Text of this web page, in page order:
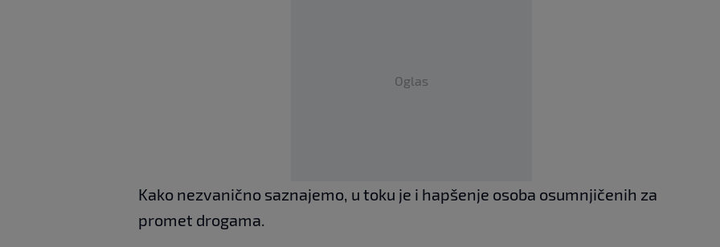
Oglas
Kako nezvanično saznajemo, u toku je i hapšenje osoba osumnjičenih za
promet drogama.